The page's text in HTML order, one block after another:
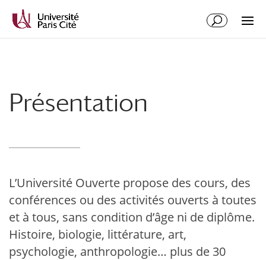
Présentation
L’Université Ouverte propose des cours, des
conférences ou des activités ouverts à toutes
et à tous, sans condition d’âge ni de diplôme.
Histoire, biologie, littérature, art,
psychologie, anthropologie… plus de 30